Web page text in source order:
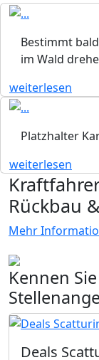
Bestimmt
im Wald
weiterlesen
Platzhalter
weiterlesen
Rückbau
Mehr
Kennen
Deals